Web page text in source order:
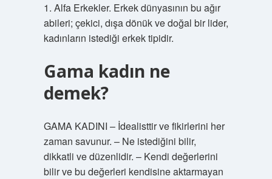
1. Alfa Erkekler. Erkek dünyasının bu ağır
abileri; çekici, dışa dönük ve doğal bir lider,
kadınların istediği erkek tipidir.
Gama kadın ne
demek?
GAMA KADINI – İdealisttir ve fikirlerini her
zaman savunur. – Ne istediğini bilir,
dikkatli ve düzenlidir. – Kendi değerlerini
bilir ve bu değerleri kendisine aktarmayan